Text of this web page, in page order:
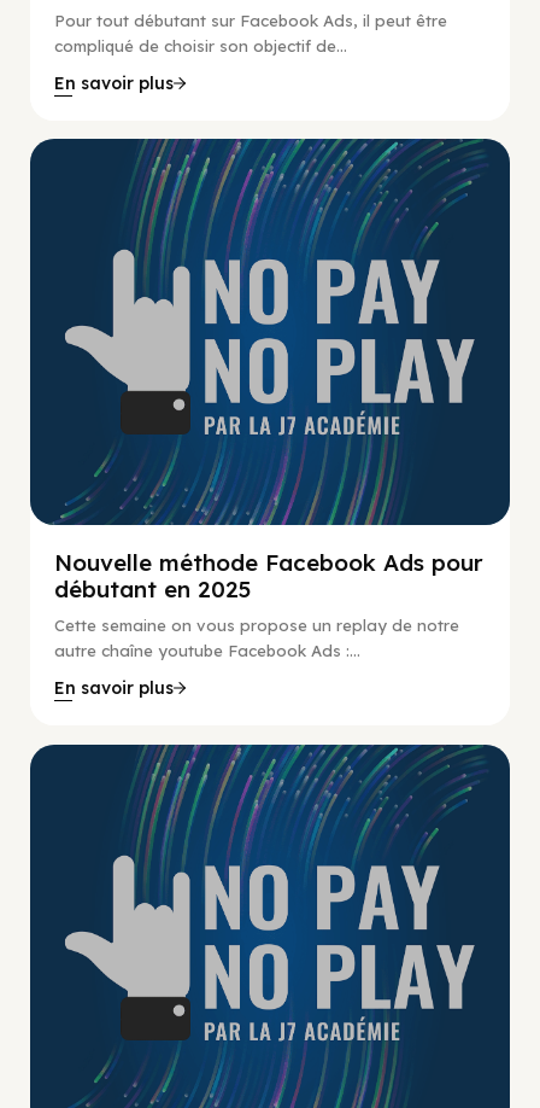
Pour tout débutant sur Facebook Ads, il peut être
compliqué de choisir son objectif de...
En savoir plus
No Pay No Play
Nouvelle méthode Facebook Ads pour
débutant en 2025
Cette semaine on vous propose un replay de notre
autre chaîne youtube Facebook Ads :...
En savoir plus
No Pay No Play